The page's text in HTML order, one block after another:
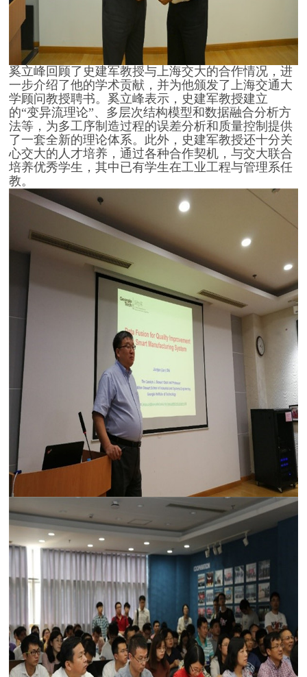
奚立峰回顾了史建军教授与上海交大的合作情况，进
一步介绍了他的学术贡献，并为他颁发了上海交通大
学顾问教授聘书。奚立峰表示，史建军教授建立
的“变异流理论”、多层次结构模型和数据融合分析方
法等，为多工序制造过程的误差分析和质量控制提供
了一套全新的理论体系。此外，史建军教授还十分关
心交大的人才培养，通过各种合作契机，与交大联合
培养优秀学生，其中已有学生在工业工程与管理系任
教。